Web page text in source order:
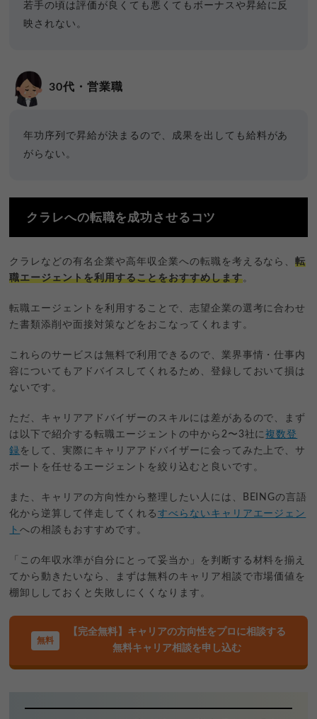
若手の頃は評価が良くても悪くてもボーナスや昇給に反
映されない。
30代・営業職
年功序列で昇給が決まるので、成果を出しても給料があ
がらない。
クラレへの転職を成功させるコツ
クラレなどの有名企業や高年収企業への転職を考えるなら、転
職エージェントを利用することをおすすめします。
転職エージェントを利用することで、志望企業の選考に合わせ
た書類添削や面接対策などをおこなってくれます。
これらのサービスは無料で利用できるので、業界事情・仕事内
容についてもアドバイスしてくれるため、登録しておいて損は
ないです。
ただ、キャリアアドバイザーのスキルには差があるので、まず
は以下で紹介する転職エージェントの中から2〜3社に複数登
録 をして、実際にキャリアアドバイザーに会ってみた上で、サ
ポートを任せるエージェントを絞り込むと良いです。
また、キャリアの方向性から整理したい人には、BEINGの言語
化から逆算して伴走してくれる すべらないキャリアエージェン
トへの相談もおすすめです。
「この年収水準が自分にとって妥当か」を判断する材料を揃え
てから動きたいなら、まずは無料のキャリア相談で市場価値を
棚卸ししておくと失敗しにくくなります。
【完全無料】キャリアの方向性をプロに相談する
無料キャリア相談を申し込む